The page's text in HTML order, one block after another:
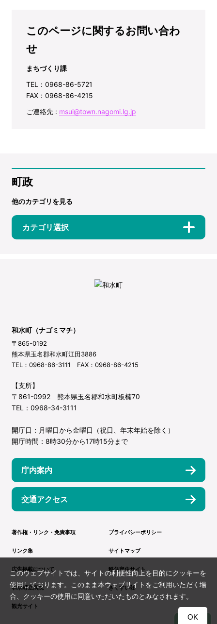
このページに関するお問い合わ
せ
まちづくり課
TEL：0968-86-5721
FAX：0968-86-4215
ご連絡先 : msui@town.nagomi.lg.jp
町政
他のカテゴリを見る
カテゴリ選択
和水町（ナゴミマチ）
〒865-0192
熊本県玉名郡和水町江田3886
TEL：0968-86-3111 FAX：0968-86-4215
【支所】
〒861-0992 熊本県玉名郡和水町板楠70
TEL：0968-34-3111
開庁日：月曜日から金曜日（祝日、年末年始を除く）
開庁時間：8時30分から17時15分まで
庁内案内
交通アクセス
著作権・リンク・免責事項 プライバシーポリシー
リンク集 サイトマップ
広告掲載について 移住定住サイト
和水町立病院 きくすい荘
観光サイト
TOP
このウェブサイトでは、サイトの利便性向上を目的にクッキーを
使用しております。このまま本ウェブサイトをご利用いただく場
合、クッキーの使用に同意いただいたものとみなされます。
OK